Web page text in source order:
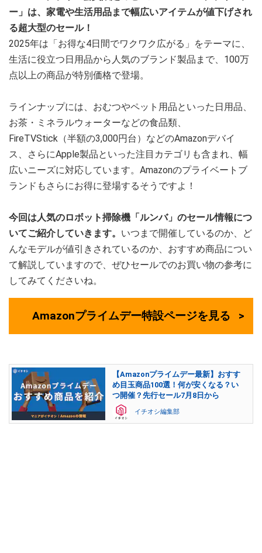
ー」は、家電や生活用品まで幅広いアイテムが値下げされ
る超大型のセール！
2025年は「お得な4日間でワクワク広がる」をテーマに、
生活に役立つ日用品から人気のブランド製品まで、100万
点以上の商品が特別価格で登場。
ラインナップには、おむつやペット用品といった日用品、
お茶・ミネラルウォーターなどの食品類、
FireTVStick（半額の3,000円台）などのAmazonデバイ
ス、さらにApple製品といった注目カテゴリも含まれ、幅
広いニーズに対応しています。Amazonのプライベートブ
ランドもさらにお得に登場するそうですよ！
今回は人気のロボット掃除機「ルンバ」のセール情報につ
いてご紹介していきます。 いつまで開催しているのか、ど
んなモデルが値引きされているのか、おすすめ商品につい
て解説していますので、ぜひセールでのお買い物の参考に
してみてくださいね。
Amazonプライムデー特設ページを見る
【Amazonプライムデー最新】おすす
め目玉商品100選！何が安くなる？い
つ開催？先行セール7月8日から
イチオシ編集部